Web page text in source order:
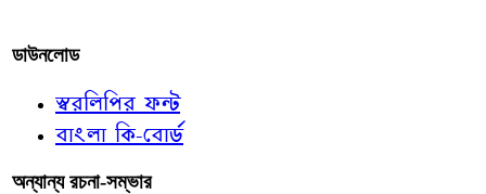
ডাউনলোড
স্বরলিপির ফন্ট
বাংলা কি-বোর্ড
অন্যান্য রচনা-সম্ভার